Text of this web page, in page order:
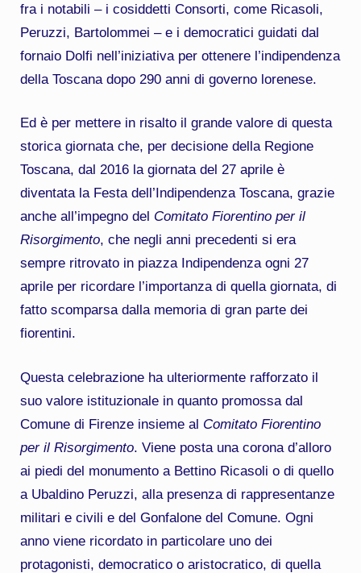
fra i notabili – i cosiddetti Consorti, come Ricasoli,
Peruzzi, Bartolommei – e i democratici guidati dal
fornaio Dolfi nell’iniziativa per ottenere l’indipendenza
della Toscana dopo 290 anni di governo lorenese.
Ed è per mettere in risalto il grande valore di questa
storica giornata che, per decisione della Regione
Toscana, dal 2016 la giornata del 27 aprile è
diventata la Festa dell’Indipendenza Toscana, grazie
anche all’impegno del Comitato Fiorentino per il
Risorgimento, che negli anni precedenti si era
sempre ritrovato in piazza Indipendenza ogni 27
aprile per ricordare l’importanza di quella giornata, di
fatto scomparsa dalla memoria di gran parte dei
fiorentini.
Questa celebrazione ha ulteriormente rafforzato il
suo valore istituzionale in quanto promossa dal
Comune di Firenze insieme al Comitato Fiorentino
per il Risorgimento. Viene posta una corona d’alloro
ai piedi del monumento a Bettino Ricasoli o di quello
a Ubaldino Peruzzi, alla presenza di rappresentanze
militari e civili e del Gonfalone del Comune. Ogni
anno viene ricordato in particolare uno dei
protagonisti, democratico o aristocratico, di quella